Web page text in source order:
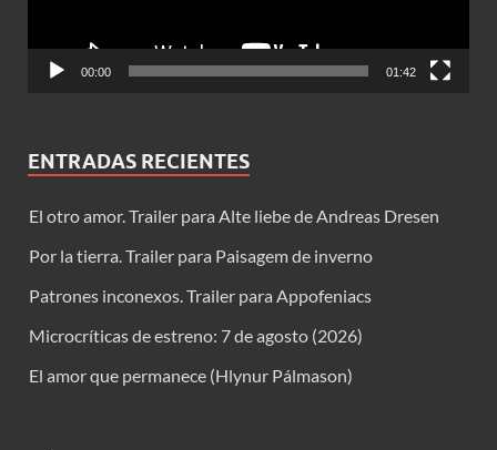
00:00 01:42
ENTRADAS RECIENTES
El otro amor. Trailer para Alte liebe de Andreas Dresen
Por la tierra. Trailer para Paisagem de inverno
Patrones inconexos. Trailer para Appofeniacs
Microcríticas de estreno: 7 de agosto (2026)
El amor que permanece (Hlynur Pálmason)